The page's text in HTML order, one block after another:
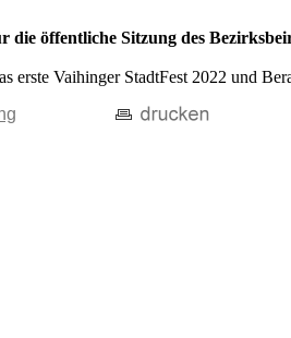
die öffentliche Sitzung des
erste Vaihinger StadtFest 2022 und